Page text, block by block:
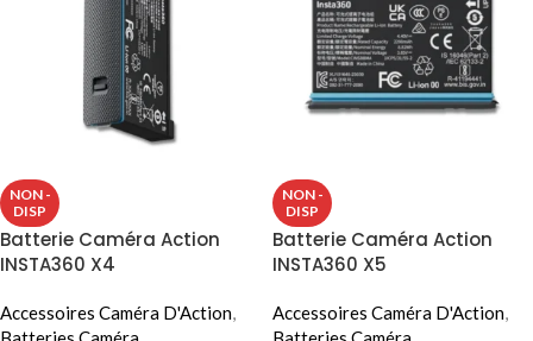
NON -
DISP
Batterie Caméra Action
INSTA360 X4
Accessoires Caméra D'Action,
NON -
DISP
Batterie Caméra Action
INSTA360 X5
Accessoires Caméra D'Action,